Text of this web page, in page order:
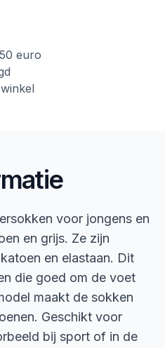
euro
voor jongens en
en grijs. Ze zijn
en elastaan. Dit
die goed om de voet
maakt de sokken
Geschikt voor
bij sport of in de